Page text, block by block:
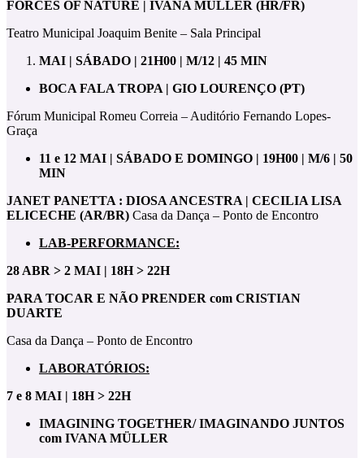
FORCES OF NATURE | IVANA MÜLLER (HR/FR)
Teatro Municipal Joaquim Benite – Sala Principal
MAI | SÁBADO | 21H00 | M/12 | 45 MIN
BOCA FALA TROPA | GIO LOURENÇO (PT)
Fórum Municipal Romeu Correia – Auditório Fernando Lopes-
Graça
11 e 12 MAI | SÁBADO E DOMINGO | 19H00 | M/6 | 50
MIN
JANET PANETTA : DIOSA ANCESTRA | CECILIA LISA
ELICECHE (AR/BR) Casa da Dança – Ponto de Encontro
LAB-PERFORMANCE:
28 ABR > 2 MAI | 18H > 22H
PARA TOCAR E NÃO PRENDER com CRISTIAN
DUARTE
Casa da Dança – Ponto de Encontro
LABORATÓRIOS:
7 e 8 MAI | 18H > 22H
IMAGINING TOGETHER/ IMAGINANDO JUNTOS
com IVANA MÜLLER